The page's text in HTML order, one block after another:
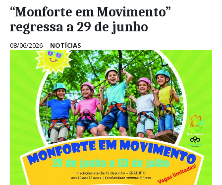
“Monforte em Movimento”
regressa a 29 de junho
08/06/2026 NOTÍCIAS